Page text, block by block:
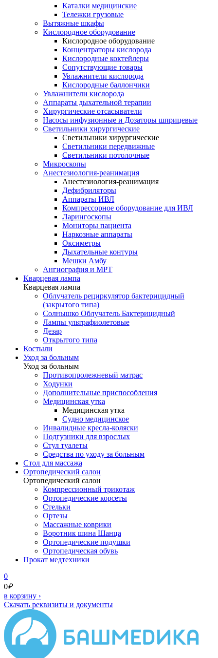
Каталки медицинские
Тележки грузовые
Вытяжные шкафы
Кислородное оборудование
Кислородное оборудование
Концентраторы кислорода
Кислородные коктейлеры
Сопутствующие товары
Увлажнители кислорода
Кислородные баллончики
Увлажнители кислорода
Аппараты дыхательной терапии
Хирургические отсасыватели
Насосы инфузионные и Дозаторы шприцевые
Светильники хирургические
Светильники хирургические
Светильники передвижные
Светильники потолочные
Микроскопы
Анестезиология-реанимация
Анестезиология-реанимация
Дефибриляторы
Аппараты ИВЛ
Компрессорное оборудование для ИВЛ
Ларингоскопы
Мониторы пациента
Наркозные аппараты
Оксиметры
Дыхательные контуры
Мешки Амбу
Ангиография и МРТ
Кварцевая лампа
Кварцевая лампа
Облучатель рециркулятор бактерицидный
(закрытого типа)
Солнышко Облучатель Бактерицидный
Лампы ультрафиолетовые
Дезар
Открытого типа
Костыли
Уход за больным
Уход за больным
Противопролежневый матрас
Ходунки
Дополнительные приспособления
Медицинская утка
Медицинская утка
Судно медицинское
Инвалидные кресла-коляски
Подгузники для взрослых
Стул туалеты
Средства по уходу за больным
Cтол для массажа
Ортопедический салон
Ортопедический салон
Компрессионный трикотаж
Ортопедические корсеты
Стельки
Ортезы
Массажные коврики
Воротник шина Шанца
Ортопедические подушки
Ортопедическая обувь
Прокат медтехники
0
0₽
в корзину ›
Скачать реквизиты и документы